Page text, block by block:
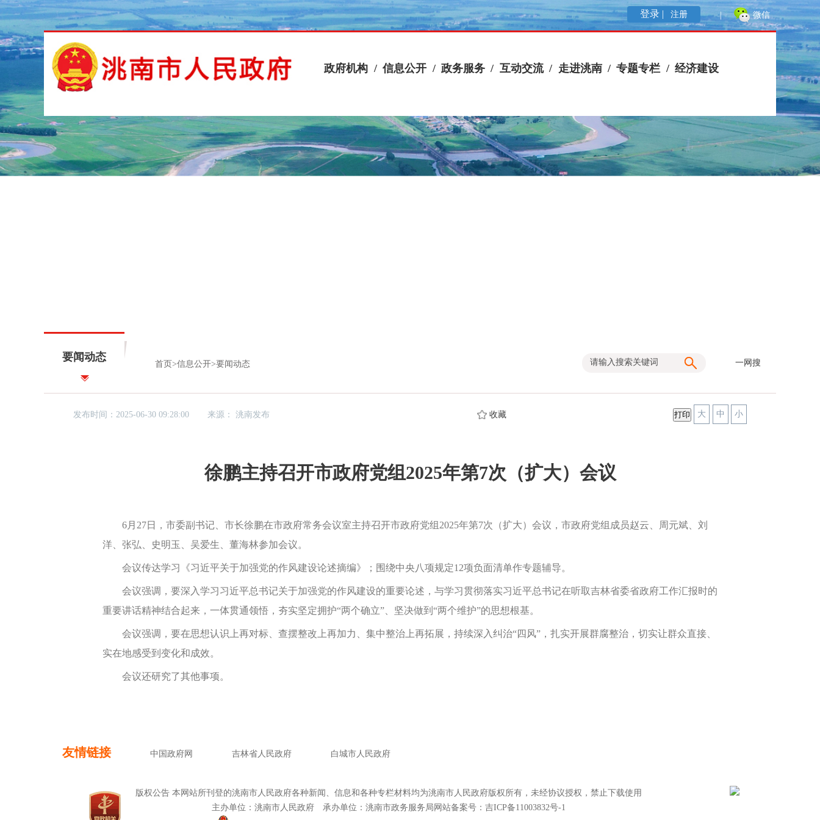
微信
|
登录 | 注册
政府机构 / 信息公开 / 政务服务 / 互动交流 / 走进洮南 / 专题专栏 / 经济建设
要闻动态
首页 >信息公开>要闻动态 一网搜
发布时间：2025-06-30 09:28:00 来源：洮南发布 小
中
大
收藏
徐鹏主持召开市政府党组2025年第7次（扩大）会议
6月27日，市委副书记、市长徐鹏在市政府常务会议室主持召开市政府党组2025年第7次（扩大）会议，市政府党组成员赵云、周元斌、刘
洋、张弘、史明玉、吴爱生、董海林参加会议。
会议传达学习《习近平关于加强党的作风建设论述摘编》；围绕中央八项规定12项负面清单作专题辅导。
会议强调，要深入学习习近平总书记关于加强党的作风建设的重要论述，与学习贯彻落实习近平总书记在听取吉林省委省政府工作汇报时的
重要讲话精神结合起来，一体贯通领悟，夯实坚定拥护“两个确立”、坚决做到“两个维护”的思想根基。
会议强调，要在思想认识上再对标、查摆整改上再加力、集中整治上再拓展，持续深入纠治“四风”，扎实开展群腐整治，切实让群众直接、
实在地感受到变化和成效。
会议还研究了其他事项。
友情链接 中国政府网 吉林省人民政府 白城市人民政府
版权公告 本网站所刊登的洮南市人民政府各种新闻、信息和各种专栏材料均为洮南市人民政府版权所有，未经协议授权，禁止下载使用
主办单位：洮南市人民政府 承办单位：洮南市政务服务局 网站备案号：吉ICP备11003832号-1